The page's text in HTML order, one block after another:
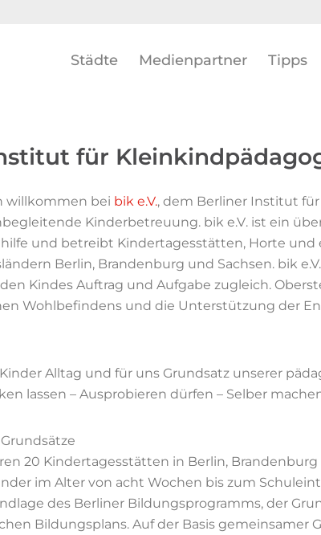
Städte Medienpartner Tipps
für
willkommen bei bik e.V., dem Berliner Institut
Kinderbetreuung. bik e.V. ist ein
und betreibt Kindertagesstätten, Horte und
Berlin, Brandenburg und Sachsen. bik e.V.
Kindes Auftrag und Aufgabe zugleich.
Wohlbefindens und die Unterstützung der En
Alltag und für uns Grundsatz unserer
lassen – Ausprobieren dürfen – Selber
Grundsätze
20 Kindertagesstätten in Berlin,
im Alter von acht Wochen bis zum
des Berliner Bildungsprogramms, der
Bildungsplans. Auf der Basis gemeinsamer